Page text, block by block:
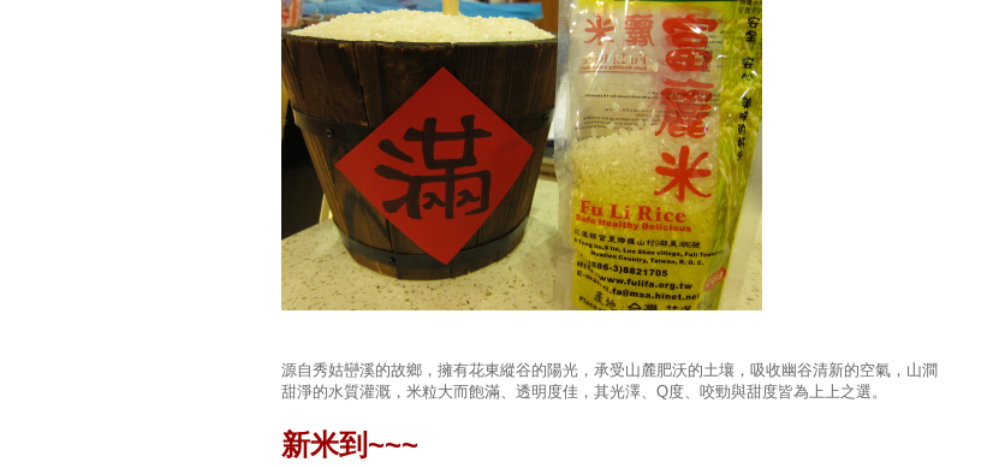
源自秀姑巒溪的故鄉，擁有花東縱谷的陽光，承受山麓肥沃的土壤，吸收幽谷清新的空氣，山澗
甜淨的水質灌溉，米粒大而飽滿、透明度佳，其光澤、Q度、咬勁與甜度皆為上上之選。
新米到~~~